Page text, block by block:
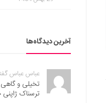
آخرین دیدگاه‌ها
عباس عباس
تخیلی و
ترسناک